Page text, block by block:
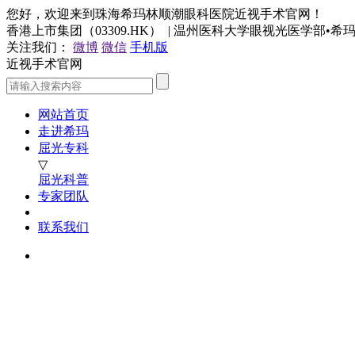
您好，欢迎来到珠海希玛林顺潮眼科医院近视手术官网！
香港上市集团（03309.HK） | 温州医科大学眼视光医学部•希
关注我们：
微博 微信 手机版
近视手术官网
网站首页
走进希玛
屈光专科
▽
屈光科普
专家团队
联系我们